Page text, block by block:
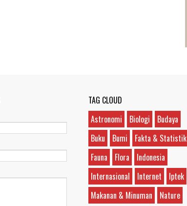
TAG CLOUD
Astronomi
Biologi
Budaya
Buku
Bumi
Fakta & Statistik
Fauna
Flora
Indonesia
Internasional
Internet
Iptek
Makanan & Minuman
Nature